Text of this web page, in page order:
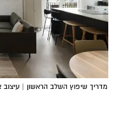
מדריך שיפוץ השלב הראשון | עיצוב